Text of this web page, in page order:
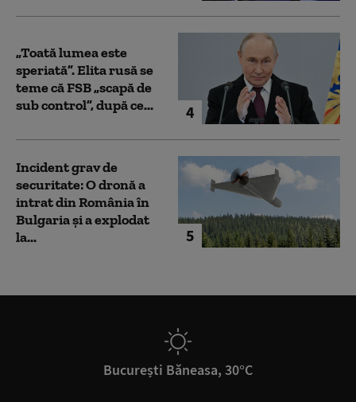
4
„Toată lumea este
speriată”. Elita rusă se
teme că FSB „scapă de
sub control”, după ce...
5
Incident grav de
securitate: O dronă a
intrat din România în
Bulgaria şi a explodat
la...
București Băneasa, 30°C